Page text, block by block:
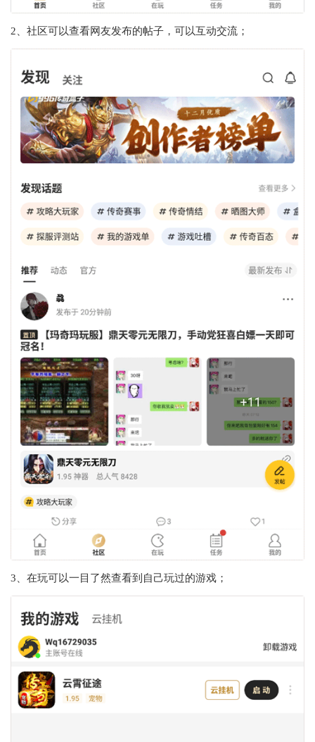
2、社区可以查看网友发布的帖子，可以互动交流；
3、在玩可以一目了然查看到自己玩过的游戏；